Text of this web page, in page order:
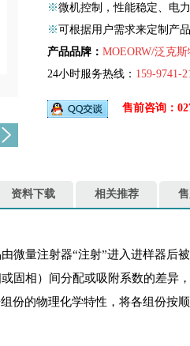
※微机控制，性能稳定、电
※可根据用户需求来定制产品
产品品牌： MOEORW/泛克斯
24小时服务热线： 159-9741-
售前咨询：
资料下载 相关推荐
量注射器“注射”进入进样器后
相）间分配或吸附系数的差异
的物理化学特性，将各组份按